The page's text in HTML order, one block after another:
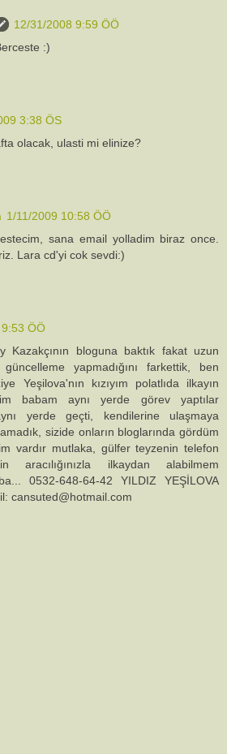
12/31/2008 9:59 ÖÖ
:)
3:38 ÖS
olacak, ulasti mi elinize?
1/11/2009 10:58 ÖÖ
sana email yolladim biraz once.
Lara cd'yi cok sevdi:)
ÖÖ
Kazakçının bloguna baktık fakat uzun
yapmadığını farkettik, ben
Yeşilova'nın kızıyım polatlıda ilkayın
babam aynı yerde görev yaptılar
yerde geçti, kendilerine ulaşmaya
sizide onların bloglarında gördüm
vardır mutlaka, gülfer teyzenin telefon
aracılığınızla ilkaydan alabilmem
0532-648-64-42 YILDIZ YEŞİLOVA
cansuted@hotmail.com